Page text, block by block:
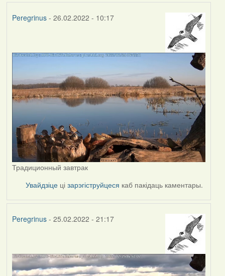
Peregrinus- 26.02.2022 - 10:17
Традиционный завтрак
Увайдзіце цізарэгіструйцеся каб пакідаць каментары.
Peregrinus- 25.02.2022 - 21:17